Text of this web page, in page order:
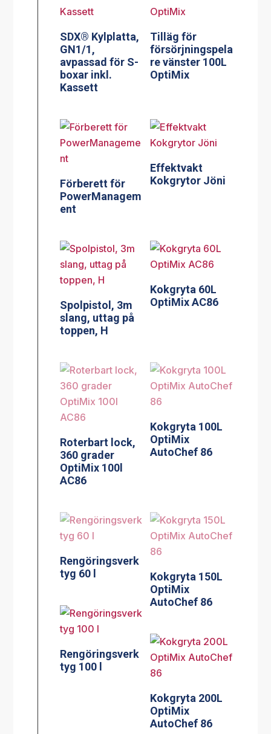
SDX® Kylplatta,
GN1/1,
avpassad för S-
boxar inkl.
Kassett
Tilläg för
försörjningspela
re vänster 100L
OptiMix
Förberett för
PowerManagem
ent
Effektvakt
Kokgrytor Jöni
Spolpistol, 3m
slang, uttag på
toppen, H
Kokgryta 60L
OptiMix AC86
Roterbart lock,
360 grader
OptiMix 100l
AC86
Kokgryta 100L
OptiMix
AutoChef 86
Rengöringsverk
tyg 60 l
Kokgryta 150L
OptiMix
AutoChef 86
Rengöringsverk
tyg 100 l
Kokgryta 200L
OptiMix
AutoChef 86